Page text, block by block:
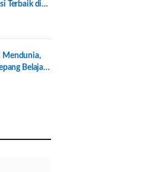
Terbaik di
Mendunia,
Belajar